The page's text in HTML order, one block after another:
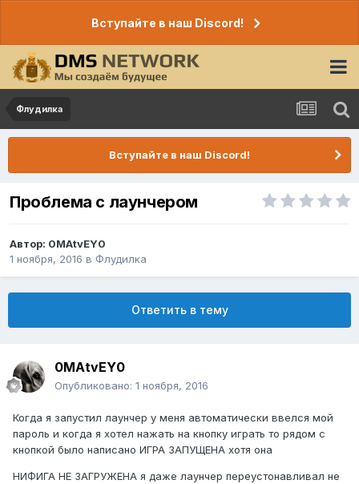
Вступайте в наш Discord!
Флудилка
Вступайте в наш Discord!
Проблема с лаунчером
Автор: 0MAtvEY0
1 ноября, 2016 в Флудилка
Ответить в тему
0MAtvEY0
Опубликовано: 1 ноября, 2016
Когда я запустил лаунчер у меня автоматически ввелся мой
пароль и когда я хотел нажать на кнопку играть то рядом с
кнопкой было написано ИГРА ЗАПУЩЕНА хотя она
НИФИГА НЕ ЗАГРУЖЕНА я даже лаунчер переустонавливал не